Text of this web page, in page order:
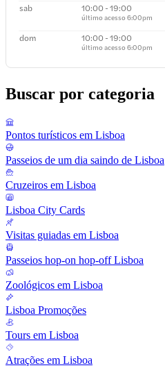
sab 10:00 - 19:00
último acesso6:00pm
dom 10:00 - 19:00
último acesso6:00pm
Buscar por categoria
Pontos turísticos em Lisboa
Passeios de um dia saindo de Lisboa
Cruzeiros em Lisboa
Lisboa City Cards
Visitas guiadas em Lisboa
Passeios hop-on hop-off Lisboa
Zoológicos em Lisboa
Lisboa Promoções
Tours em Lisboa
Atrações em Lisboa